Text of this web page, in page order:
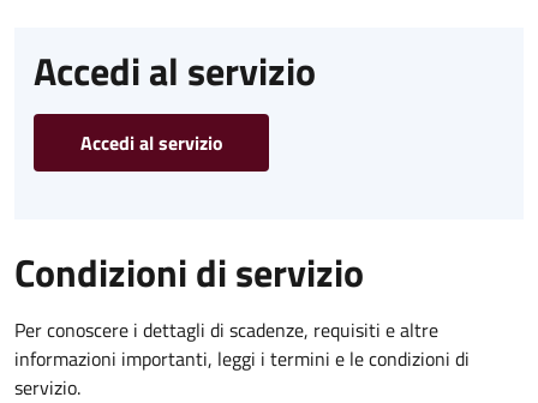
Accedi al servizio
Accedi al servizio
Condizioni di servizio
Per conoscere i dettagli di scadenze, requisiti e altre
informazioni importanti, leggi i termini e le condizioni di
servizio.